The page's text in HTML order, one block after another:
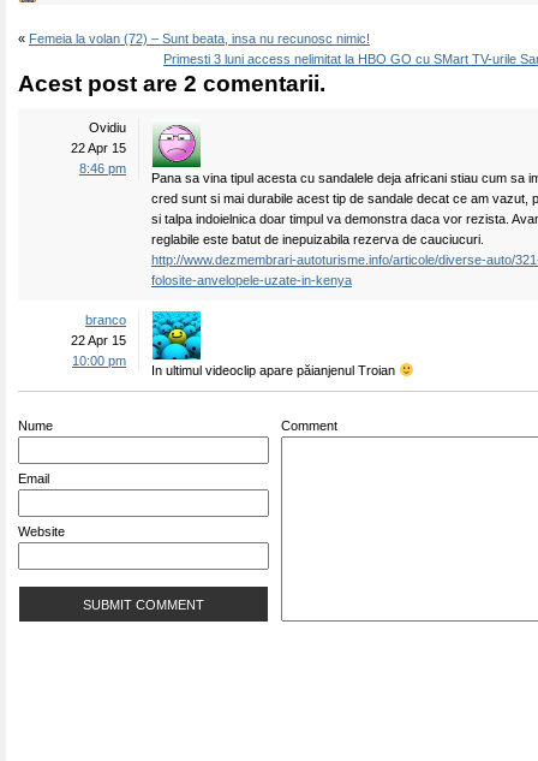
« Femeia la volan (72) – Sunt beata, insa nu recunosc nimic!
Primesti 3 luni access nelimitat la HBO GO cu SMart TV-urile
Acest post are 2 comentarii.
Ovidiu
22 Apr 15
8:46 pm
Pana sa vina tipul acesta cu sandalele deja africani stiau cum sa
cred sunt si mai durabile acest tip de sandale decat ce am vazut,
si talpa indoielnica doar timpul va demonstra daca vor rezista.
reglabile este batut de inepuizabila rezerva de cauciucuri.
http://www.dezmembrari-autoturisme.info/articole/diverse-auto/
folosite-anvelopele-uzate-in-kenya
branco
22 Apr 15
10:00 pm
In ultimul videoclip apare păianjenul Troian
Nume
Email
Website
Comment